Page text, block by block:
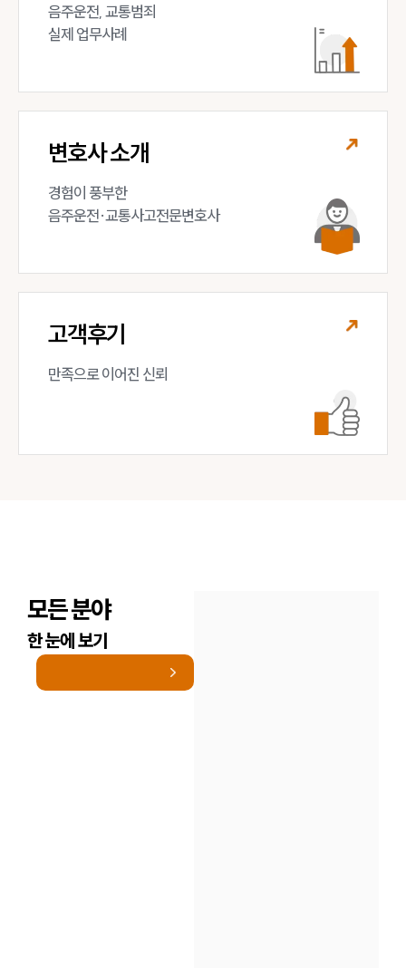
음주운전, 교통범죄
실제 업무사례
변호사 소개
경험이 풍부한
음주운전·교통사고전문변호사
고객후기
만족으로 이어진 신뢰
모든 분야
한 눈에 보기